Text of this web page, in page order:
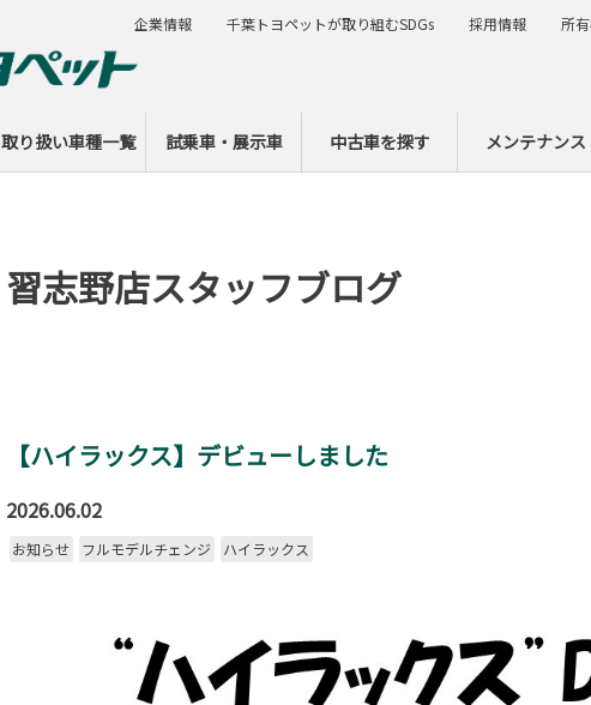
取り扱い車種一覧 試乗車・展示車 中古車を探す メンテナンス
企業情報 千葉トヨペットが取り組むSDGs 採用情報 所
習志野店スタッフブログ
【ハイラックス】デビューしました
2026.06.02
お知らせ フルモデルチェンジ ハイラックス